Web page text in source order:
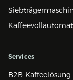
Services
B2B